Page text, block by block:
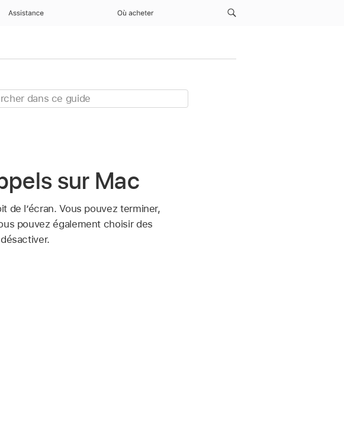
Assistance Où acheter
sur Mac
de l’écran. Vous pouvez terminer,
pouvez également choisir des